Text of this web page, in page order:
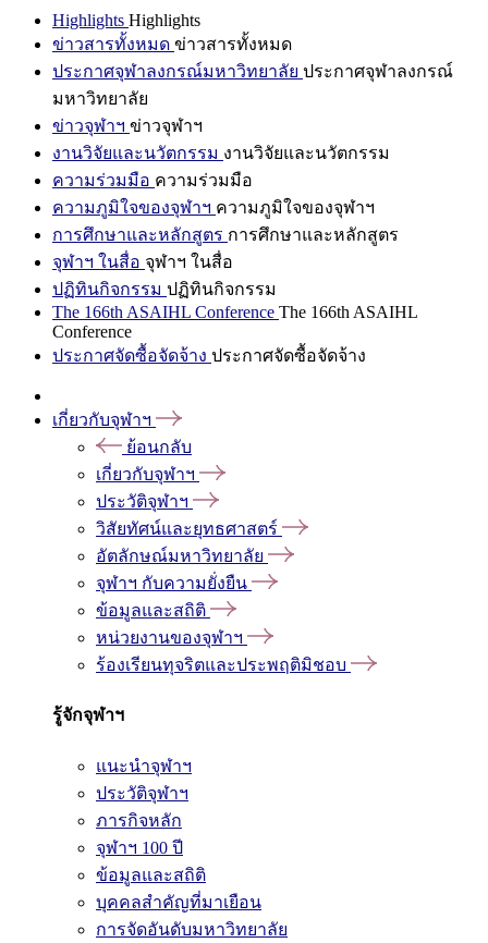
Highlights Highlights
ข่าวสารทั้งหมด ข่าวสารทั้งหมด
ประกาศจุฬาลงกรณ์มหาวิทยาลัย ประกาศจุฬาลงกรณ์
มหาวิทยาลัย
ข่าวจุฬาฯ ข่าวจุฬาฯ
งานวิจัยและนวัตกรรม งานวิจัยและนวัตกรรม
ความร่วมมือ ความร่วมมือ
ความภูมิใจของจุฬาฯ ความภูมิใจของจุฬาฯ
การศึกษาและหลักสูตร การศึกษาและหลักสูตร
จุฬาฯ ในสื่อ จุฬาฯ ในสื่อ
ปฏิทินกิจกรรม ปฏิทินกิจกรรม
The 166th ASAIHL Conference The 166th ASAIHL
Conference
ประกาศจัดซื้อจัดจ้าง ประกาศจัดซื้อจัดจ้าง
เกี่ยวกับจุฬาฯ
ย้อนกลับ
เกี่ยวกับจุฬาฯ
ประวัติจุฬาฯ
วิสัยทัศน์และยุทธศาสตร์
อัตลักษณ์มหาวิทยาลัย
จุฬาฯ กับความยั่งยืน
ข้อมูลและสถิติ
หน่วยงานของจุฬาฯ
ร้องเรียนทุจริตและประพฤติมิชอบ
รู้จักจุฬาฯ
แนะนำจุฬาฯ
ประวัติจุฬาฯ
ภารกิจหลัก
จุฬาฯ 100 ปี
ข้อมูลและสถิติ
บุคคลสำคัญที่มาเยือน
การจัดอันดับมหาวิทยาลัย